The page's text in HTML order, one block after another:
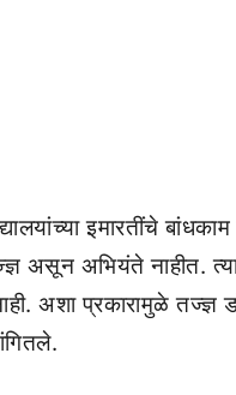
इमारतींचे
असून अभियंते नाहीत.
अशा प्रकारामुळे तज्ज्ञ